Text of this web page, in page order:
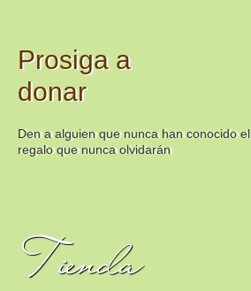
Prosiga a
donar
Den a alguien que nunca han conocido el
regalo que nunca olvidarán
Tienda